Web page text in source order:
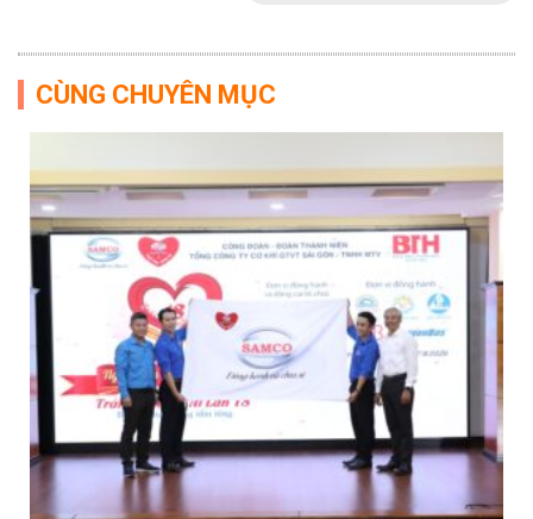
CÙNG CHUYÊN MỤC